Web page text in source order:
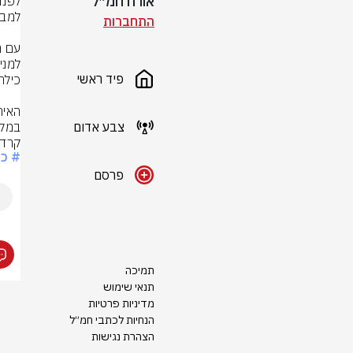
התחברות
פיד ראשי
צבע אדום
פרסם
תמיכה
תנאי שימוש
מדיניות פרטיות
הנחיות לכתבי חמ״ל
הצהרת נגישות
#